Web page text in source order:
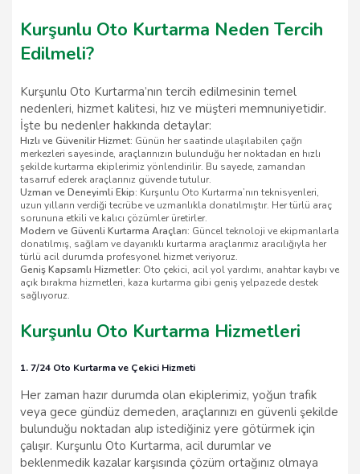
Kurşunlu Oto Kurtarma Neden Tercih
Edilmeli?
Kurşunlu Oto Kurtarma’nın tercih edilmesinin temel
nedenleri, hizmet kalitesi, hız ve müşteri memnuniyetidir.
İşte bu nedenler hakkında detaylar:
Hızlı ve Güvenilir Hizmet: Günün her saatinde ulaşılabilen çağrı
merkezleri sayesinde, araçlarınızın bulunduğu her noktadan en hızlı
şekilde kurtarma ekiplerimiz yönlendirilir. Bu sayede, zamandan
tasarruf ederek araçlarınız güvende tutulur.
Uzman ve Deneyimli Ekip: Kurşunlu Oto Kurtarma’nın teknisyenleri,
uzun yılların verdiği tecrübe ve uzmanlıkla donatılmıştır. Her türlü araç
sorununa etkili ve kalıcı çözümler üretirler.
Modern ve Güvenli Kurtarma Araçları: Güncel teknoloji ve ekipmanlarla
donatılmış, sağlam ve dayanıklı kurtarma araçlarımız aracılığıyla her
türlü acil durumda profesyonel hizmet veriyoruz.
Geniş Kapsamlı Hizmetler: Oto çekici, acil yol yardımı, anahtar kaybı ve
açık bırakma hizmetleri, kaza kurtarma gibi geniş yelpazede destek
sağlıyoruz.
Kurşunlu Oto Kurtarma Hizmetleri
1. 7/24 Oto Kurtarma ve Çekici Hizmeti
Her zaman hazır durumda olan ekiplerimiz, yoğun trafik
veya gece gündüz demeden, araçlarınızı en güvenli şekilde
bulunduğu noktadan alıp istediğiniz yere götürmek için
çalışır. Kurşunlu Oto Kurtarma, acil durumlar ve
beklenmedik kazalar karşısında çözüm ortağınız olmaya